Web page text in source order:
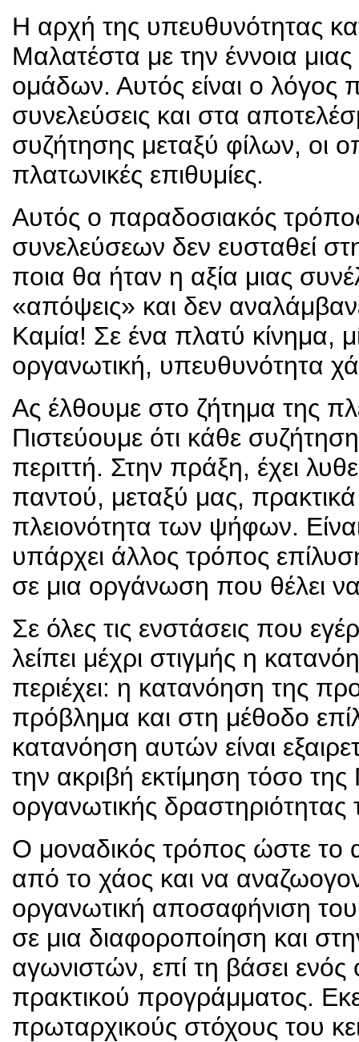
Η αρχή της υπευθυνότητας
Μαλατέστα με την έννοια
ομάδων. Αυτός είναι ο λόγος
συνελεύσεις και στα
συζήτησης μεταξύ φίλων, οι
πλατωνικές επιθυμίες.
Αυτός ο παραδοσιακός
συνελεύσεων δεν ευσταθεί
ποια θα ήταν η αξία μιας
«απόψεις» και δεν
Καμία! Σε ένα πλατύ κίνημα,
οργανωτική, υπευθυνότητα
Ας έλθουμε στο ζήτημα της
Πιστεύουμε ότι κάθε
περιττή. Στην πράξη, έχει
παντού, μεταξύ μας,
πλειονότητα των ψήφων.
υπάρχει άλλος τρόπος
σε μια οργάνωση που θέλει
Σε όλες τις ενστάσεις που
λείπει μέχρι στιγμής η
περιέχει: η κατανόηση της
πρόβλημα και στη μέθοδο
κατανόηση αυτών είναι
την ακριβή εκτίμηση τόσο
οργανωτικής
Ο μοναδικός τρόπος ώστε το
από το χάος και να
οργανωτική αποσαφήνιση
σε μια διαφοροποίηση και
αγωνιστών, επί τη βάσει ενός
πρακτικού προγράμματος.
πρωταρχικούς στόχους του